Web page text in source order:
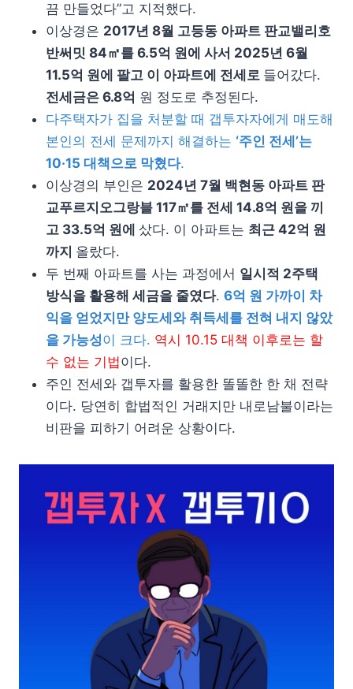
끔 만들었다”고 지적했다.
이상경은 2017년 8월 고등동 아파트 판교밸리호
반써밋 84㎡를 6.5억 원에 사서 2025년 6월
11.5억 원에 팔고 이 아파트에 전세로 들어갔다.
전세금은 6.8억 원 정도로 추정된다.
다주택자가 집을 처분할 때 갭투자자에게 매도해
본인의 전세 문제까지 해결하는 ‘주인 전세’는
10·15 대책으로 막혔다.
이상경의 부인은 2024년 7월 백현동 아파트 판
교푸르지오그랑블 117㎡를 전세 14.8억 원을 끼
고 33.5억 원에 샀다. 이 아파트는 최근 42억 원
까지 올랐다.
두 번째 아파트를 사는 과정에서 일시적 2주택
방식을 활용해 세금을 줄였다. 6억 원 가까이 차
익을 얻었지만 양도세와 취득세를 전혀 내지 않았
을 가능성이 크다. 역시 10.15 대책 이후로는 할
수 없는 기법이다.
주인 전세와 갭투자를 활용한 똘똘한 한 채 전략
이다. 당연히 합법적인 거래지만 내로남불이라는
비판을 피하기 어려운 상황이다.